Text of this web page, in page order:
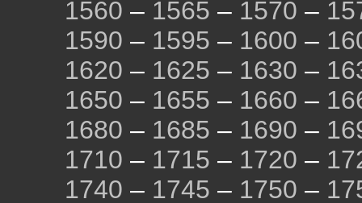
1560 – 1565 – 1570 –
1590 – 1595 – 1600 –
1620 – 1625 – 1630 –
1650 – 1655 – 1660 –
1680 – 1685 – 1690 –
1710 – 1715 – 1720 –
1740 – 1745 – 1750 –